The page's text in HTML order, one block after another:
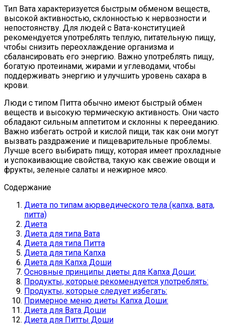
Тип Вата характеризуется быстрым обменом веществ,
высокой активностью, склонностью к нервозности и
непостоянству. Для людей с Вата-конституцией
рекомендуется употреблять теплую, питательную пищу,
чтобы снизить переохлаждение организма и
сбалансировать его энергию. Важно употреблять пищу,
богатую протеинами, жирами и углеводами, чтобы
поддерживать энергию и улучшить уровень сахара в
крови.
Люди с типом Питта обычно имеют быстрый обмен
веществ и высокую термическую активность. Они часто
обладают сильным аппетитом и склонны к перееданию.
Важно избегать острой и кислой пищи, так как они могут
вызвать раздражение и пищеварительные проблемы.
Лучше всего выбирать пищу, которая имеет прохладные
и успокаивающие свойства, такую как свежие овощи и
фрукты, зеленые салаты и нежирное мясо.
Содержание
Диета по типам аюрведического тела (капха, вата,
питта)
Диета
Диета для типа Вата
Диета для типа Питта
Диета для типа Капха
Диета для Капха Доши
Основные принципы диеты для Капха Доши:
Продукты, которые рекомендуется употреблять:
Продукты, которые следует избегать:
Примерное меню диеты Капха Доши:
Диета для Вата Доши
Диета для Питты Доши